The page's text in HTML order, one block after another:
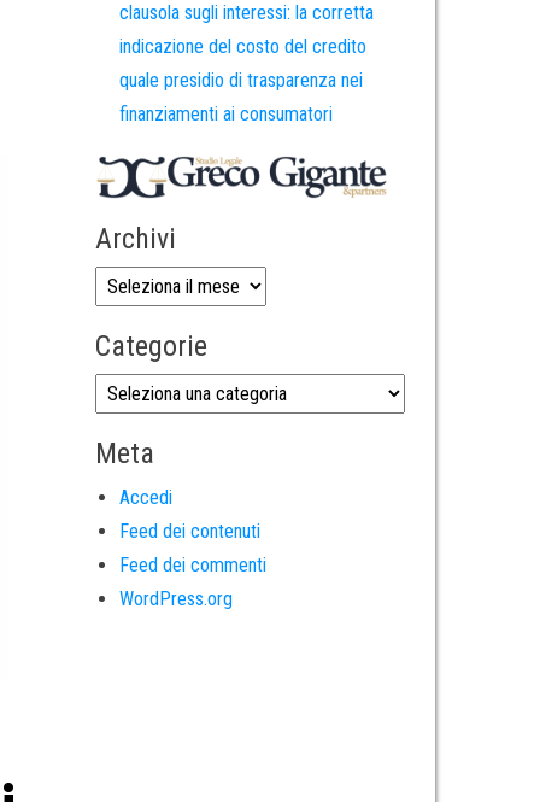
clausola sugli interessi: la corretta
indicazione del costo del credito
quale presidio di trasparenza nei
finanziamenti ai consumatori
Archivi
Categorie
Meta
Accedi
Feed dei contenuti
Feed dei commenti
WordPress.org